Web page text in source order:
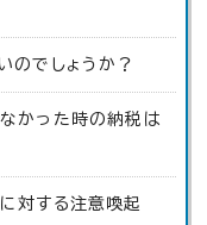
のでしょうか？
かった時の納税は
対する注意喚起